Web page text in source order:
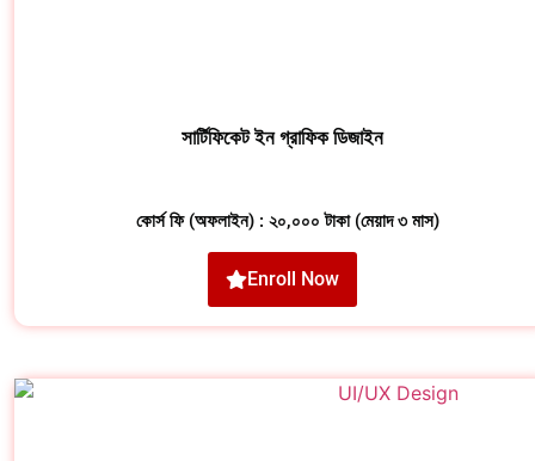
সার্টিফিকেট ইন গ্রাফিক ডিজাইন
কোর্স ফি (অফলাইন) : ২০,০০০ টাকা (মেয়াদ ৩ মাস)
Enroll Now